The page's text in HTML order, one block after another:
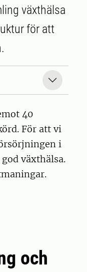
växthälsa
för att
40
För att vi
i
växthälsa.
och